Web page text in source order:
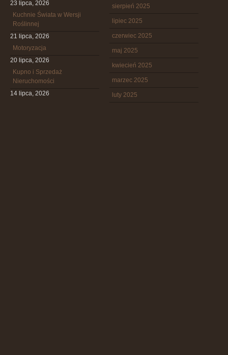
23 lipca, 2026
Kuchnie Świata w Wersji
Roślinnej
21 lipca, 2026
Motoryzacja
20 lipca, 2026
Kupno i Sprzedaż
Nieruchomości
14 lipca, 2026
sierpień 2025
lipiec 2025
czerwiec 2025
maj 2025
kwiecień 2025
marzec 2025
luty 2025